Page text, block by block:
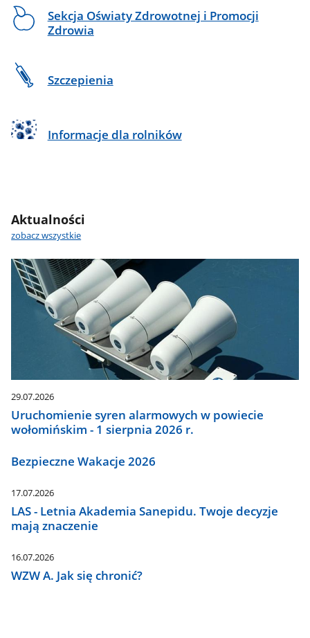
Sekcja Oświaty Zdrowotnej i Promocji
Zdrowia
Szczepienia
Informacje dla rolników
Aktualności
zobacz wszystkie
29.07.2026
Uruchomienie syren alarmowych w powiecie
wołomińskim - 1 sierpnia 2026 r.
Bezpieczne Wakacje 2026
17.07.2026
LAS - Letnia Akademia Sanepidu. Twoje decyzje
mają znaczenie
16.07.2026
WZW A. Jak się chronić?